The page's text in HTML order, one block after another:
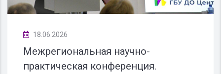
18.06.2026
Межрегиональная научно-
практическая конференция.